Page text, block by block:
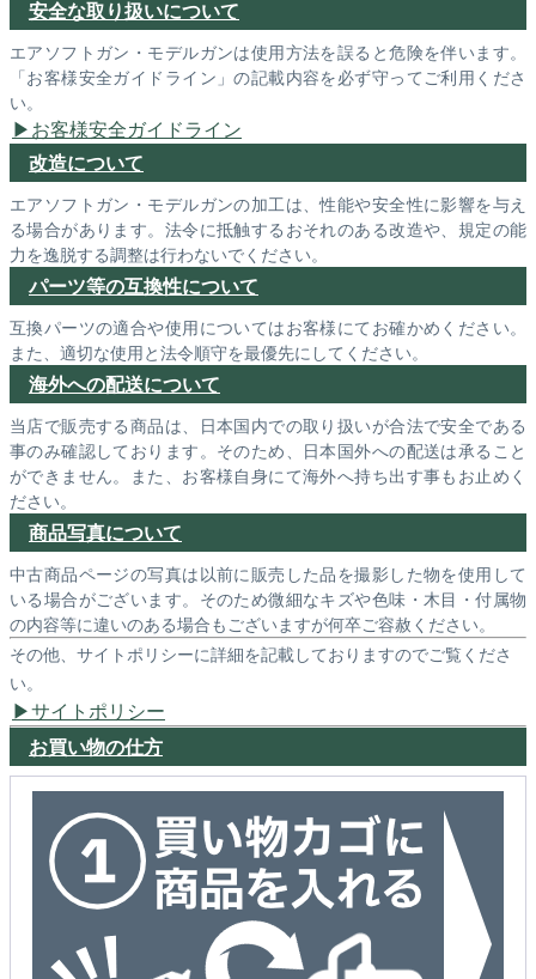
安全な取り扱いについて
エアソフトガン・モデルガンは使用方法を誤ると危険を伴います。
「お客様安全ガイドライン」の記載内容を必ず守ってご利用くださ
い。
お客様安全ガイドライン
改造について
エアソフトガン・モデルガンの加工は、性能や安全性に影響を与え
る場合があります。法令に抵触するおそれのある改造や、規定の能
力を逸脱する調整は行わないでください。
パーツ等の互換性について
互換パーツの適合や使用についてはお客様にてお確かめください。
また、適切な使用と法令順守を最優先にしてください。
海外への配送について
当店で販売する商品は、日本国内での取り扱いが合法で安全である
事のみ確認しております。そのため、日本国外への配送は承ること
ができません。また、お客様自身にて海外へ持ち出す事もお止めく
ださい。
商品写真について
中古商品ページの写真は以前に販売した品を撮影した物を使用して
いる場合がございます。そのため微細なキズや色味・木目・付属物
の内容等に違いのある場合もございますが何卒ご容赦ください。
その他、サイトポリシーに詳細を記載しておりますのでご覧くださ
い。
サイトポリシー
お買い物の仕方